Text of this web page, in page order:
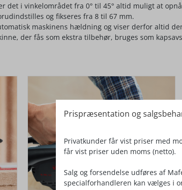
det i vinkelområdet fra 0° til 45° altid muligt at
og fikseres fra 8 til 67 mm.
maskinens hældning og viser derfor altid
der fås som ekstra tilbehør, bruges som
Prispræsentation og
Privatkunder får vist priser med
får vist priser uden moms (netto).
Salg og forsendelse udføres af
specialforhandleren kan vælges i